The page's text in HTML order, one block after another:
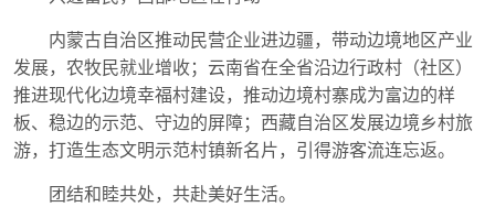
内蒙古自治区推动民营企业进边疆，带动边境地区产业
发展，农牧民就业增收；云南省在全省沿边行政村（社区）
推进现代化边境幸福村建设，推动边境村寨成为富边的样
板、稳边的示范、守边的屏障；西藏自治区发展边境乡村旅
游，打造生态文明示范村镇新名片，引得游客流连忘返。
团结和睦共处，共赴美好生活。